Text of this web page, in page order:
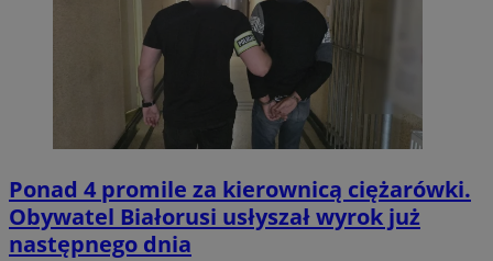
Ponad 4 promile za kierownicą ciężarówki.
Obywatel Białorusi usłyszał wyrok już
następnego dnia